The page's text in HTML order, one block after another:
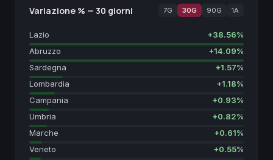
Variazione % — 30 giorni 7G 30G 90G 1A
Lazio +38.56%
Abruzzo
+14.09%
Sardegna
+1.57%
Lombardia
+1.18%
Campania
+0.93%
Umbria
+0.82%
Marche
+0.61%
Veneto
+0.55%